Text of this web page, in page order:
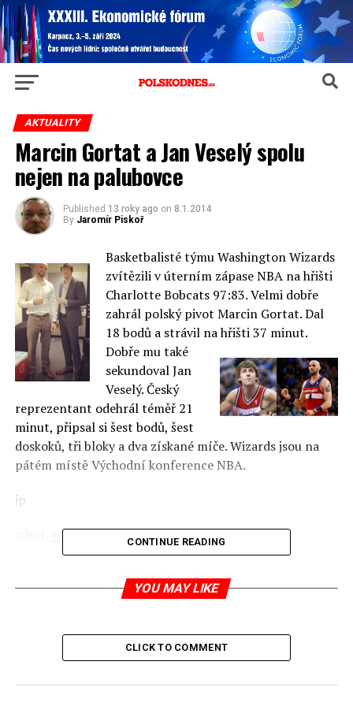
AKTUALITY
Marcin Gortat a Jan Veselý spolu
nejen na palubovce
Published 13 roky ago on 8.1.2014
By Jaromír Piskoř
Basketbalisté týmu Washington Wizards
zvítězili v úterním zápase NBA na hřišti
Charlotte Bobcats 97:83. Velmi dobře
zahrál polský pivot Marcin Gortat. Dal
18 bodů a strávil na hřišti 37 minut.
Dobře mu také
sekundoval Jan
Veselý. Český
reprezentant odehrál téměř 21
minut, připsal si šest bodů, šest
doskoků, tři bloky a dva získané míče. Wizards jsou na
pátém místě Východní konference NBA.
jp
wp.pl
V Polsku chodí na koledu kněží osobně do rodin
CONTINUE READING
YOU MAY LIKE
CLICK TO COMMENT